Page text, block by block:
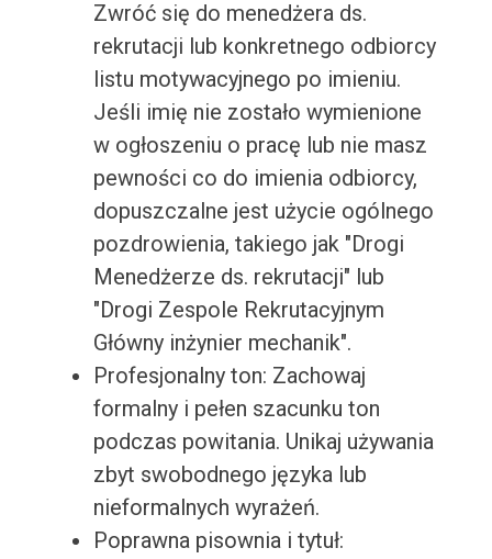
Zwróć się do menedżera ds.
rekrutacji lub konkretnego odbiorcy
listu motywacyjnego po imieniu.
Jeśli imię nie zostało wymienione
w ogłoszeniu o pracę lub nie masz
pewności co do imienia odbiorcy,
dopuszczalne jest użycie ogólnego
pozdrowienia, takiego jak "Drogi
Menedżerze ds. rekrutacji" lub
"Drogi Zespole Rekrutacyjnym
Główny inżynier mechanik".
Profesjonalny ton: Zachowaj
formalny i pełen szacunku ton
podczas powitania. Unikaj używania
zbyt swobodnego języka lub
nieformalnych wyrażeń.
Poprawna pisownia i tytuł: